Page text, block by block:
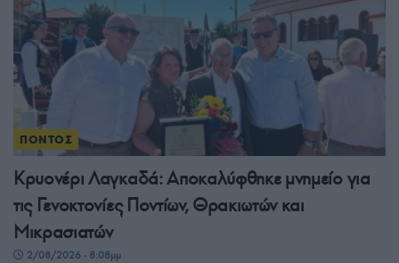
ΠΟΝΤΟΣ
Κρυονέρι Λαγκαδά: Αποκαλύφθηκε μνημείο για
τις Γενοκτονίες Ποντίων, Θρακιωτών και
Μικρασιατών
2/08/2026 - 8:08μμ